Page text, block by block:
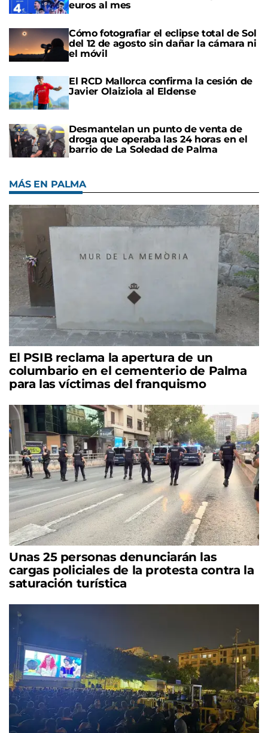
euros al mes
Cómo fotografiar el eclipse total de Sol
del 12 de agosto sin dañar la cámara ni
el móvil
El RCD Mallorca confirma la cesión de
Javier Olaiziola al Eldense
Desmantelan un punto de venta de
droga que operaba las 24 horas en el
barrio de La Soledad de Palma
MÁS EN PALMA
El PSIB reclama la apertura de un
columbario en el cementerio de Palma
para las víctimas del franquismo
Unas 25 personas denunciarán las
cargas policiales de la protesta contra la
saturación turística